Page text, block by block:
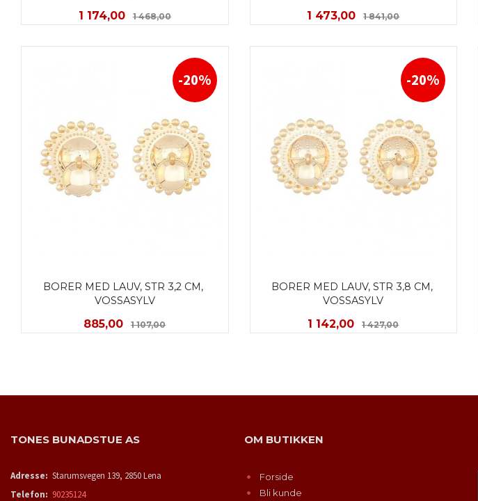
Tilbud
1 174,00 1 468,00Rabatt Tilbud
1 473,00 1 841,00Rabatt
BORER MED LAUV, STR 3,2 CM,
VOSSASYLV
Tilbud
885,00 1 107,00Rabatt
-20%
BORER MED LAUV, STR 3,8 CM,
VOSSASYLV
Tilbud
1 142,00 1 427,00Rabatt
-20%
TONES BUNADSTUE AS
Adresse: Starumsvegen 139, 2850 Lena
Telefon: 90235124
OM BUTIKKEN
Forside
Bli kunde